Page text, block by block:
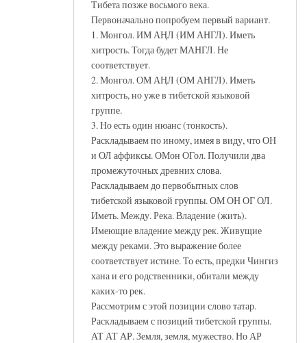
Тибета позже восьмого века.
Первоначально попробуем первый вариант.
1. Монгол. ИМ АҢЛ (ИМ АНГЛ). Иметь
хитрость. Тогда будет МАНГЛ. Не
соответствует.
2. Монгол. ОМ АҢЛ (ОМ АНГЛ). Иметь
хитрость, но уже в тибетской языковой
группе.
3. Но есть один нюанс (тонкость).
Раскладываем по иному, имея в виду, что ОН
и ОЛ аффиксы. ОМон ОГол. Получили два
промежуточных древних слова.
Раскладываем до первобытных слов
тибетской языковой группы. ОМ ОН ОГ ОЛ.
Иметь. Между. Река. Владение (жить).
Имеющие владение между рек. Живущие
между реками. Это выражение более
соответствует истине. То есть, предки Чингиз
хана и его родственники, обитали между
каких-то рек.
Рассмотрим с этой позиции слово татар.
Раскладываем с позиций тибетской группы.
АТ АТ АР. Земля, земля, мужество. Но АР